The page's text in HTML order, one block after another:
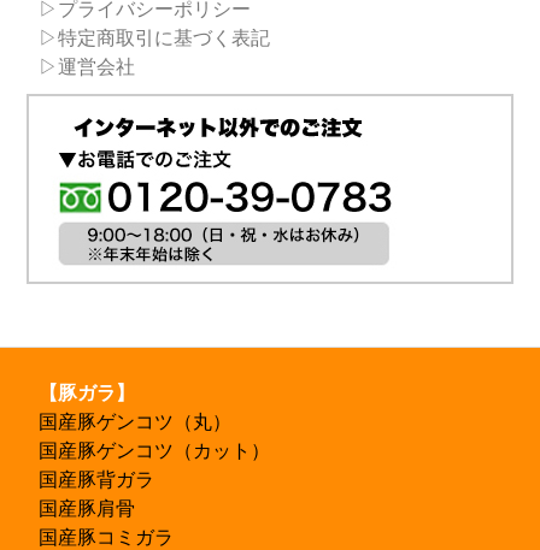
▷プライバシーポリシー
▷特定商取引に基づく表記
▷運営会社
【豚ガラ】
国産豚ゲンコツ（丸）
国産豚ゲンコツ（カット）
国産豚背ガラ
国産豚肩骨
国産豚コミガラ